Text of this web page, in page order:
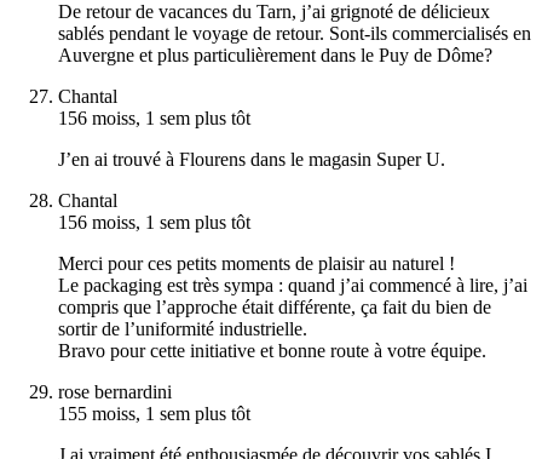
De retour de vacances du Tarn, j’ai grignoté de délicieux
sablés pendant le voyage de retour. Sont-ils commercialisés en
Auvergne et plus particulièrement dans le Puy de Dôme?
Chantal
156 moiss, 1 sem plus tôt
J’en ai trouvé à Flourens dans le magasin Super U.
Chantal
156 moiss, 1 sem plus tôt
Merci pour ces petits moments de plaisir au naturel !
Le packaging est très sympa : quand j’ai commencé à lire, j’ai
compris que l’approche était différente, ça fait du bien de
sortir de l’uniformité industrielle.
Bravo pour cette initiative et bonne route à votre équipe.
rose bernardini
155 moiss, 1 sem plus tôt